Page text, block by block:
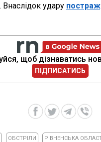
удару
щоб дізнаватись
ПІДПИСАТИСЬ
ОБСТРІЛИ РІВНЕНСЬКА